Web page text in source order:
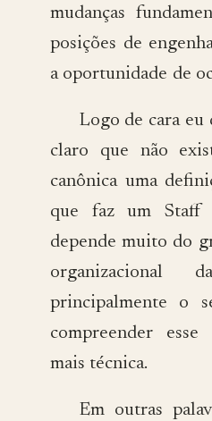
mudanças
posições de
a oportunidade de
Logo de cara eu
claro que não
canônica uma
que faz um Staff
depende muito do
organizacional
principalmente o
compreender
mais técnica.
Em outras